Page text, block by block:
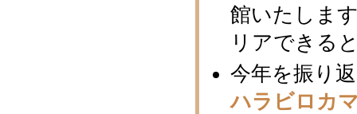
館いたしま
リアできる
今年を振り
ハラビロカ